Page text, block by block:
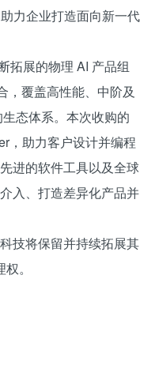
力企业打造面向新一代
拓展的物理 AI 产品组
，覆盖高性能、中阶及
态体系。本次收购的
，助力客户设计并编程
进的软件工具以及全球
入、打造差异化产品并
技将保留并持续拓展其
。